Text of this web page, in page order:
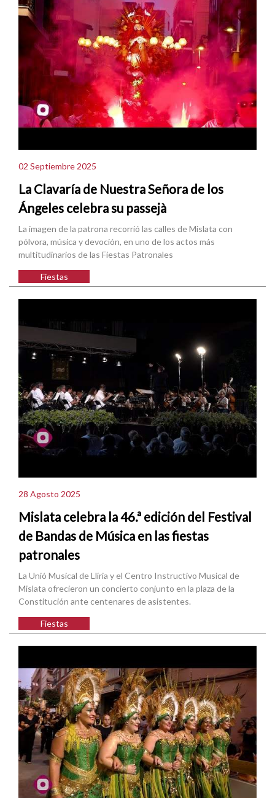
02 Septiembre 2025
La Clavaría de Nuestra Señora de los
Ángeles celebra su passejà
La imagen de la patrona recorrió las calles de Mislata con
pólvora, música y devoción, en uno de los actos más
multitudinarios de las Fiestas Patronales
Fiestas
28 Agosto 2025
Mislata celebra la 46.ª edición del Festival
de Bandas de Música en las fiestas
patronales
La Unió Musical de Llíria y el Centro Instructivo Musical de
Mislata ofrecieron un concierto conjunto en la plaza de la
Constitución ante centenares de asistentes.
Fiestas